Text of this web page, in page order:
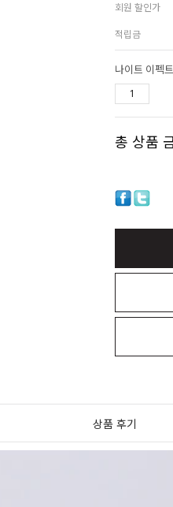
회원 할인가
적립금
나이트 이펙
총 상품
상품 후기